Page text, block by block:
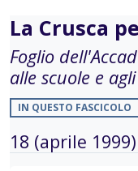
La Crusca
Foglio
alle scuole e
IN QUESTO FASCICOLO
18 (aprile 1999)